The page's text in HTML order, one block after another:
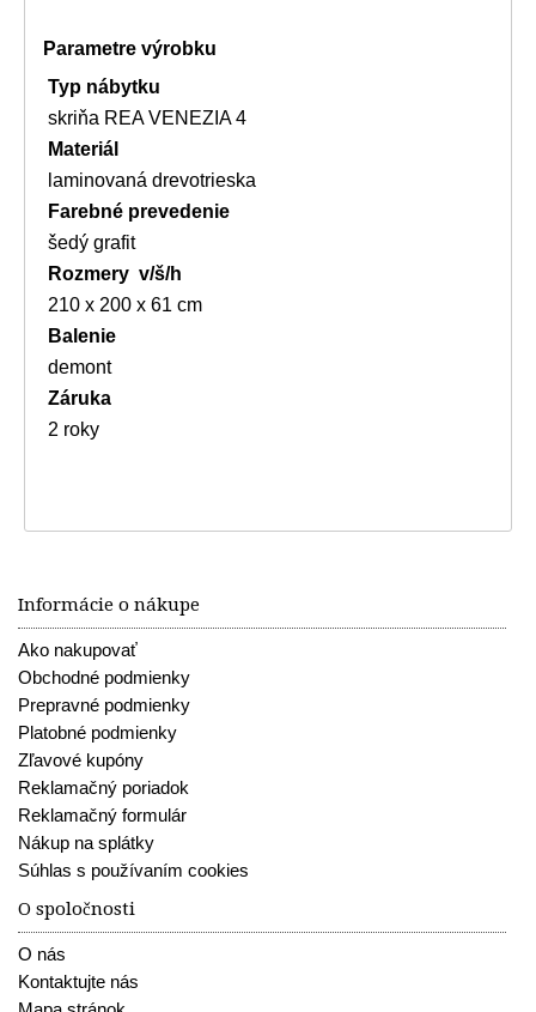
Parametre výrobku
Typ nábytku
skriňa REA VENEZIA 4
Materiál
laminovaná drevotrieska
Farebné prevedenie
šedý grafit
Rozmery v/š/h
210 x 200 x 61 cm
Balenie
demont
Záruka
2 roky
Informácie o nákupe
Ako nakupovať
Obchodné podmienky
Prepravné podmienky
Platobné podmienky
Zľavové kupóny
Reklamačný poriadok
Reklamačný formulár
Nákup na splátky
Súhlas s používaním cookies
O spoločnosti
O nás
Kontaktujte nás